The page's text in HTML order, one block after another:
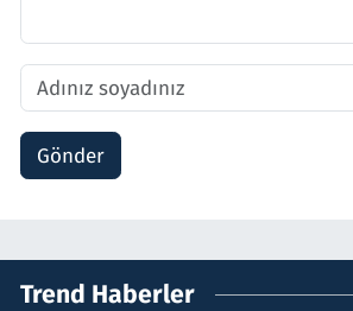
Gönder
Trend Haberler